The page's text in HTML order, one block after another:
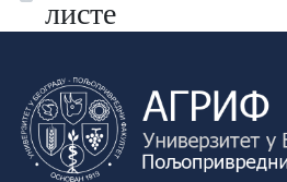
листе